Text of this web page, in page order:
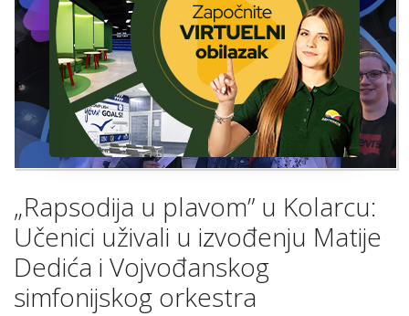
ŠKOLA
„Rapsodija u plavom” u Kolarcu:
Učenici uživali u izvođenju Matije
Dedića i Vojvođanskog
simfonijskog orkestra